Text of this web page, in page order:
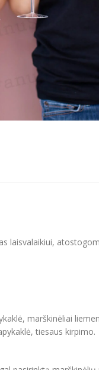
laisvalaikiui,
marškinėliai
tiesaus kirpimo.